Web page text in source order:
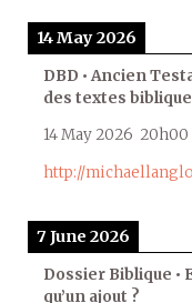
14 May 2026
DBD • Ancien
des textes
14 May 2026 20h00
http://
7 June 2026
Dossier Biblique •
qu’un ajout ?